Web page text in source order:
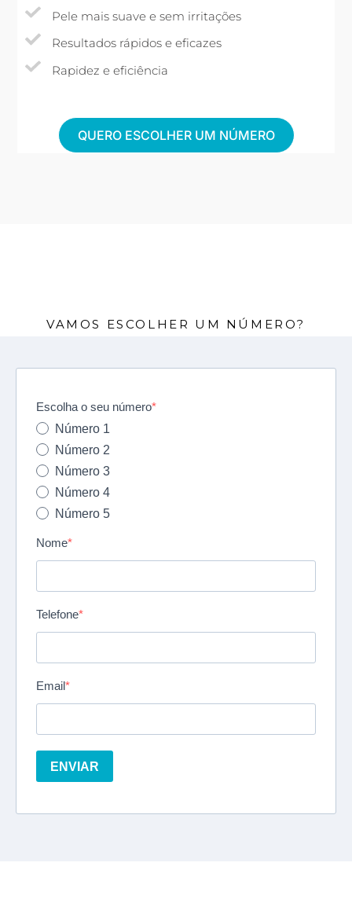
Pele mais suave e sem irritações
Resultados rápidos e eficazes
Rapidez e eficiência
QUERO ESCOLHER UM NÚMERO
VAMOS ESCOLHER UM NÚMERO?